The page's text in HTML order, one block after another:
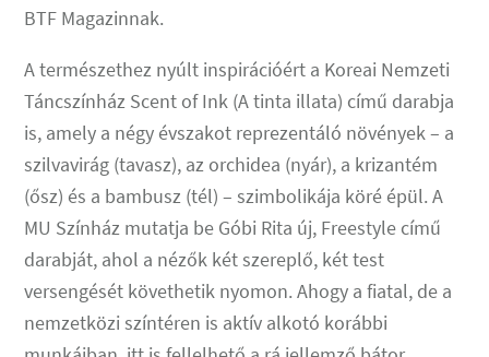
BTF Magazinnak.
A természethez nyúlt inspirációért a Koreai Nemzeti
Táncszínház Scent of Ink (A tinta illata) című darabja
is, amely a négy évszakot reprezentáló növények – a
szilvavirág (tavasz), az orchidea (nyár), a krizantém
(ősz) és a bambusz (tél) – szimbolikája köré épül. A
MU Színház mutatja be Góbi Rita új, Freestyle című
darabját, ahol a nézők két szereplő, két test
versengését követhetik nyomon. Ahogy a fiatal, de a
nemzetközi színtéren is aktív alkotó korábbi